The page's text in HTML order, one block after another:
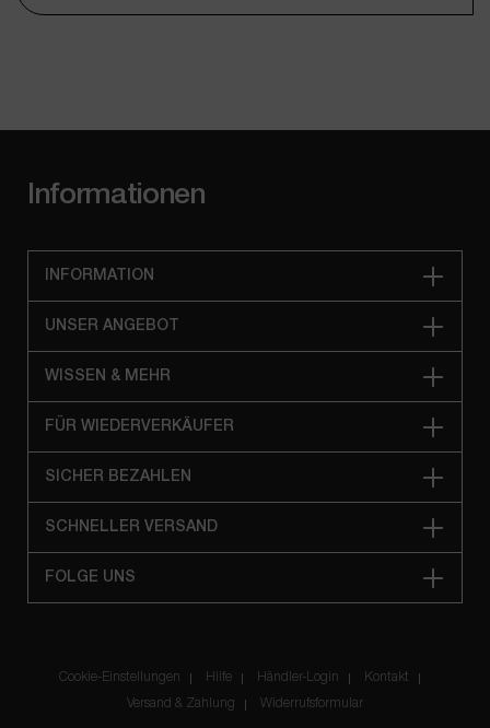
Informationen
INFORMATION
UNSER ANGEBOT
WISSEN & MEHR
FÜR WIEDERVERKÄUFER
SICHER BEZAHLEN
SCHNELLER VERSAND
FOLGE UNS
Cookie-Einstellungen Hilfe Händler-Login Kontakt
Versand & Zahlung Widerrufsformular